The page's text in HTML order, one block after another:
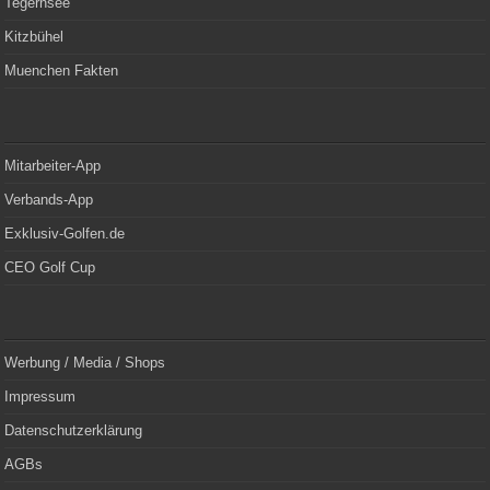
Kitzbühel
Muenchen Fakten
Mitarbeiter-App
Verbands-App
Exklusiv-Golfen.de
CEO Golf Cup
Werbung / Media / Shops
Impressum
Datenschutzerklärung
AGBs